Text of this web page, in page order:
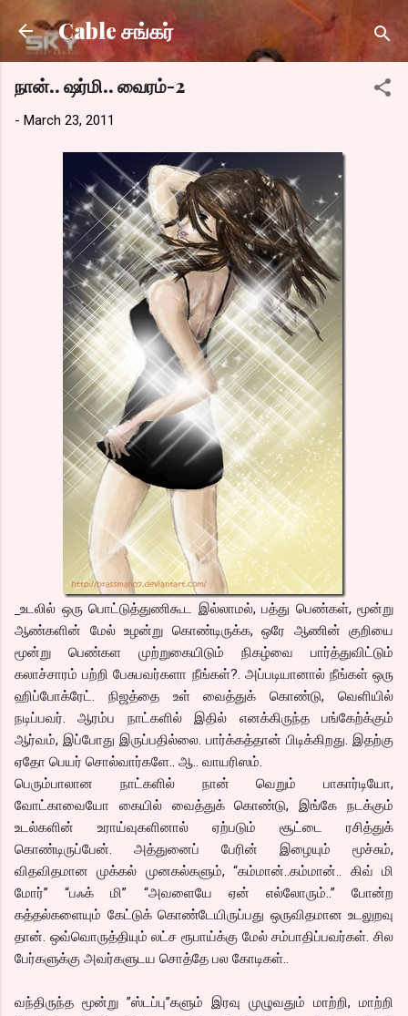
Skip to main content
Cable சங்கர்
நான்.. ஷர்மி.. வைரம்-2
- March 23, 2011
உடலில் ஒரு பொட்டுத்துணிகூட இல்லாமல், பத்து பெண்கள், மூன்று
ஆண்களின் மேல் உழன்று கொண்டிருக்க, ஒரே ஆணின் குறியை
மூன்று பெண்கள முற்றுகையிடும் நிகழ்வை பார்த்துவிட்டும்
கலாச்சாரம் பற்றி பேசுபவர்களா நீங்கள்?. அப்படியானால் நீங்கள் ஒரு
ஹிப்போக்ரேட். நிஜத்தை உள் வைத்துக் கொண்டு, வெளியில்
நடிப்பவர். ஆரம்ப நாட்களில் இதில் எனக்கிருந்த பங்கேற்க்கும்
ஆர்வம், இப்போது இருப்பதில்லை. பார்க்கத்தான் பிடிக்கிறது. இதற்கு
ஏதோ பெயர் சொல்வார்களே.. ஆ.. வாயரிஸம்.
பெரும்பாலான நாட்களில் நான் வெறும் பாகார்டியோ,
வோட்காவையோ கையில் வைத்துக் கொண்டு, இங்கே நடக்கும்
உடல்களின் உராய்வுகளினால் ஏற்படும் சூட்டை ரசித்துக்
கொண்டிருப்பேன். அத்துனைப் பேரின் இழையும் மூச்சும்,
விதவிதமான முக்கல் முனகல்களும், “கம்மான்..கம்மான்.. கிவ் மி
மோர்” “பஃக் மி” “அவளையே ஏன் எல்லோரும்..” போன்ற
கத்தல்களையும் கேட்டுக் கொண்டேயிருப்பது ஒருவிதமான உடலுறவு
தான். ஒவ்வொருத்தியும் லட்ச ரூபாய்க்கு மேல் சம்பாதிப்பவர்கள். சில
பேர்களுக்கு அவர்களுடய சொத்தே பல கோடிகள்..
வந்திருந்த மூன்று ”ஸ்டப்பு”களும் இரவு முழுவதும் மாற்றி, மாற்றி